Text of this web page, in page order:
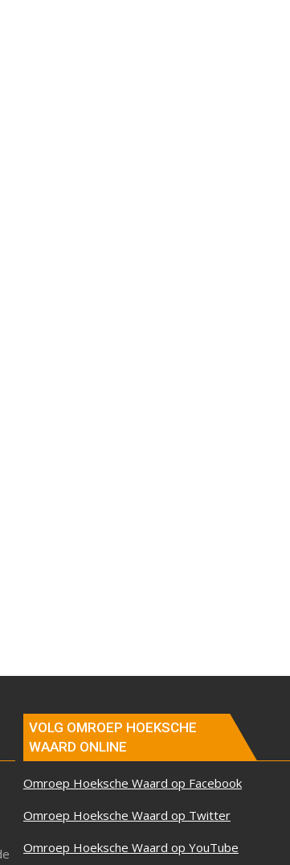
VOLG OMROEP HOEKSCHE
WAARD ONLINE
Omroep Hoeksche Waard op Facebook
Omroep Hoeksche Waard op Twitter
Omroep Hoeksche Waard op YouTube